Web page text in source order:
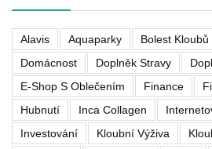
Alavis Aquaparky Bolest Kloubů
Domácnost
Doplněk Stravy
E-Shop S Oblečením
Finance
Hubnutí
Inca Collagen
Investování
Kloubní Výživa